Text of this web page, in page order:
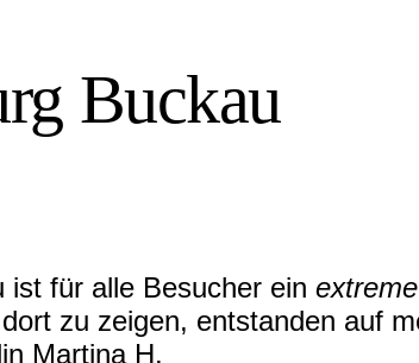
Buckau
ist für alle Besucher ein
zu zeigen, entstanden auf
Martina H.